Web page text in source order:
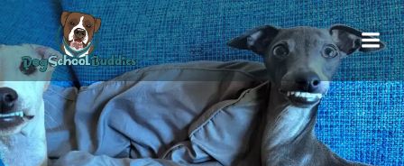
springen
Zum
Inhalt
springen